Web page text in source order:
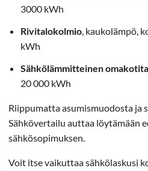
3000 kWh
Rivitalokolmio, kaukolämpö,
kWh
Sähkölämmitteinen
20 000 kWh
Riippumatta asumismuodosta ja
Sähkövertailu auttaa löytämään
sähkösopimuksen.
Voit itse vaikuttaa sähkölaskusi